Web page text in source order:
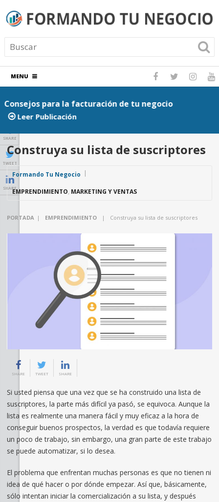
MENU
Consejos para la facturación de tu negocio
Leer Publicación
SHARE
TWEET
SHARE
Construya su lista de suscriptores
Formando Tu Negocio
EMPRENDIMIENTO, MARKETING Y VENTAS
PORTADA | EMPRENDIMIENTO | Construya su lista de suscriptores
SHARE TWEET SHARE
Si usted piensa que una vez que se ha construido una lista de
suscriptores, la parte más difícil ya pasó, se equivoca. Aunque la
lista es realmente una manera fácil y muy eficaz a la hora de
conseguir buenos prospectos, la verdad es que todavía requiere
un poco de trabajo, sin embargo, una gran parte de este trabajo
se puede automatizar, si lo desea.
El problema que enfrentan muchas personas es que no tienen ni
idea de qué hacer o por dónde empezar. Así que, básicamente,
sólo intentan iniciar la comercialización a su lista, y después